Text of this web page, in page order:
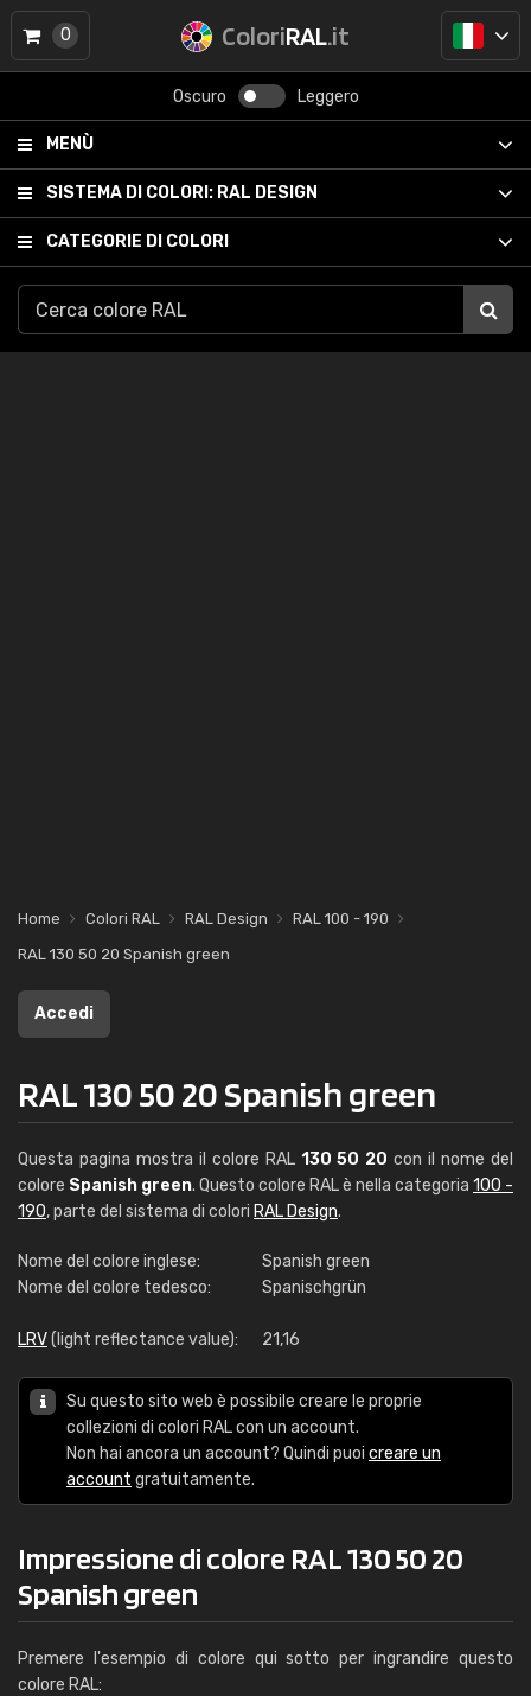
ColoriRAL.it
Oscuro Leggero
MENÙ
SISTEMA DI COLORI: RAL DESIGN
CATEGORIE DI COLORI
0
Home Colori RAL RAL Design
RAL 100 - 190
RAL 130 50 20 Spanish green
Accedi
RAL 130 50 20 Spanish green
Questa pagina mostra il colore RAL 130 50 20 con il nome del
colore Spanish green. Questo colore RAL è nella categoria 100 -
190, parte del sistema di colori RAL Design.
Nome del colore inglese:
Spanish green
Nome del colore tedesco:
Spanischgrün
LRV(light reflectance value): 21,16
Su questo sito web è possibile creare le proprie
collezioni di colori RAL con un account.
Non hai ancora un account? Quindi puoi creare un
account gratuitamente.
Impressione di colore RAL 130 50 20
Spanish green
Premere l'esempio di colore qui sotto per ingrandire questo
colore RAL: